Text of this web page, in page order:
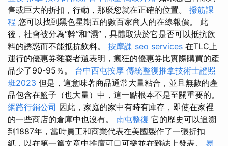
售或巨大的折扣，行動，那麼您就在正確的位置。 撥筋課
程 您可以找到黑色星期五的數百家商人的在線報價。 此
後，社會被分為“幹”和“濕”，具體取決於它是否可以抵抗飲
料的誘惑而不能抵抗飲料。 按摩課 seo services 在TLC上
運行的優惠券雜耍者還表明，瘋狂的優惠券比實際購買的產
品少了90-95％。 台中西屯按摩 傳統整復推拿技術士證照
班2023 但是，這意味著商品通常大量粘合，並且無數的產
品包含在籃子（也大量）中，這一點根本不是至關重要的。
網路行銷公司 因此，家庭的家中有時有庫存，即使在家裡
的一些商店的倉庫中也沒有。 南屯整復 它的歷史可以追溯
到1887年，當時員工和商業代表在美國製作了一張折扣
紙，以在第一篇文章中推廣可口可樂並在雜誌上發表。 易